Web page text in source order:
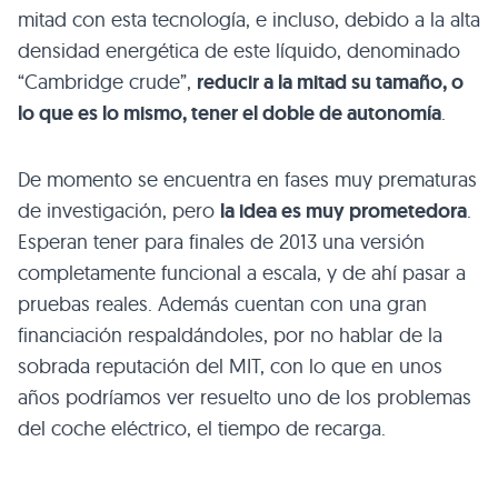
mitad con esta tecnología, e incluso, debido a la alta
densidad energética de este líquido, denominado
“Cambridge crude”, reducir a la mitad su tamaño, o
lo que es lo mismo, tener el doble de autonomía.
De momento se encuentra en fases muy prematuras
de investigación, pero la idea es muy prometedora.
Esperan tener para finales de 2013 una versión
completamente funcional a escala, y de ahí pasar a
pruebas reales. Además cuentan con una gran
financiación respaldándoles, por no hablar de la
sobrada reputación del MIT, con lo que en unos
años podríamos ver resuelto uno de los problemas
del coche eléctrico, el tiempo de recarga.